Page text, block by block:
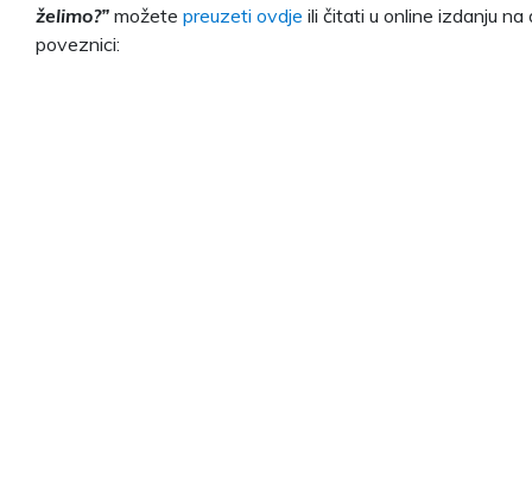
želimo?” možete preuzeti ovdje ili čitati u online izdanju na
poveznici: